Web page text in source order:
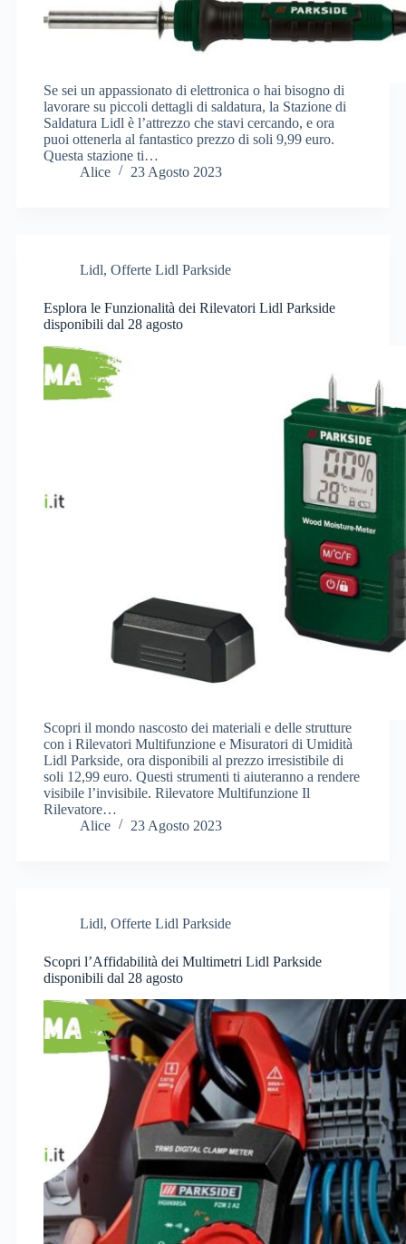
Se sei un appassionato di elettronica o hai bisogno di
lavorare su piccoli dettagli di saldatura, la Stazione di
Saldatura Lidl è l’attrezzo che stavi cercando, e ora
puoi ottenerla al fantastico prezzo di soli 9,99 euro.
Questa stazione ti…
Alice
23 Agosto 2023
Lidl, Offerte Lidl Parkside
Esplora le Funzionalità dei Rilevatori Lidl Parkside
disponibili dal 28 agosto
Scopri il mondo nascosto dei materiali e delle strutture
con i Rilevatori Multifunzione e Misuratori di Umidità
Lidl Parkside, ora disponibili al prezzo irresistibile di
soli 12,99 euro. Questi strumenti ti aiuteranno a rendere
visibile l’invisibile. Rilevatore Multifunzione Il
Rilevatore…
Alice
23 Agosto 2023
Lidl, Offerte Lidl Parkside
Scopri l’Affidabilità dei Multimetri Lidl Parkside
disponibili dal 28 agosto